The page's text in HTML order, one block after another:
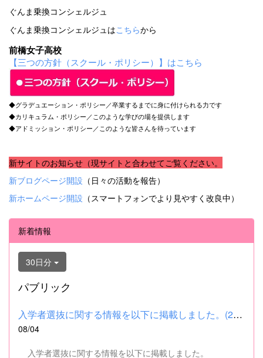
ぐんま乗換コンシェルジュ
ぐんま乗換コンシェルジュはこちらから
前橋女子高校
【三つの方針（スクール・ポリシー）】はこちら
◆グラデュエーション・ポリシー／卒業するまでに身に付けられる力です
◆カリキュラム・ポリシー／このような学びの場を提供します
◆アドミッション・ポリシー／このような皆さんを待っています
新サイトのお知らせ（現サイトと合わせてご覧ください。
新ブログページ開設 （日々の活動を報告）
新ホームページ開設 （スマートフォンでより見やすく改良中）
新着情報
30日分
パブリック
入学者選抜に関する情報を以下に掲載しました。(2026.8.4) ■令和...
08/04
入学者選抜に関する情報を以下に掲載しました。